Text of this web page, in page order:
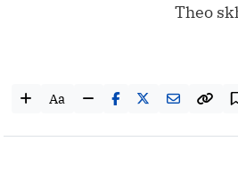
Theo
Aa